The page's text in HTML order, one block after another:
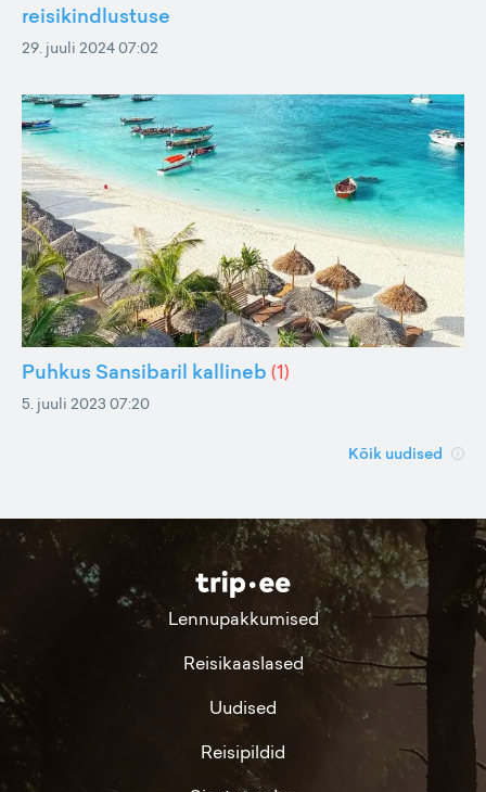
reisikindlustuse
29. juuli 2024 07:02
Puhkus Sansibaril kallineb (1)
5. juuli 2023 07:20
Kõik uudised
Lennupakkumised
Reisikaaslased
Uudised
Reisipildid